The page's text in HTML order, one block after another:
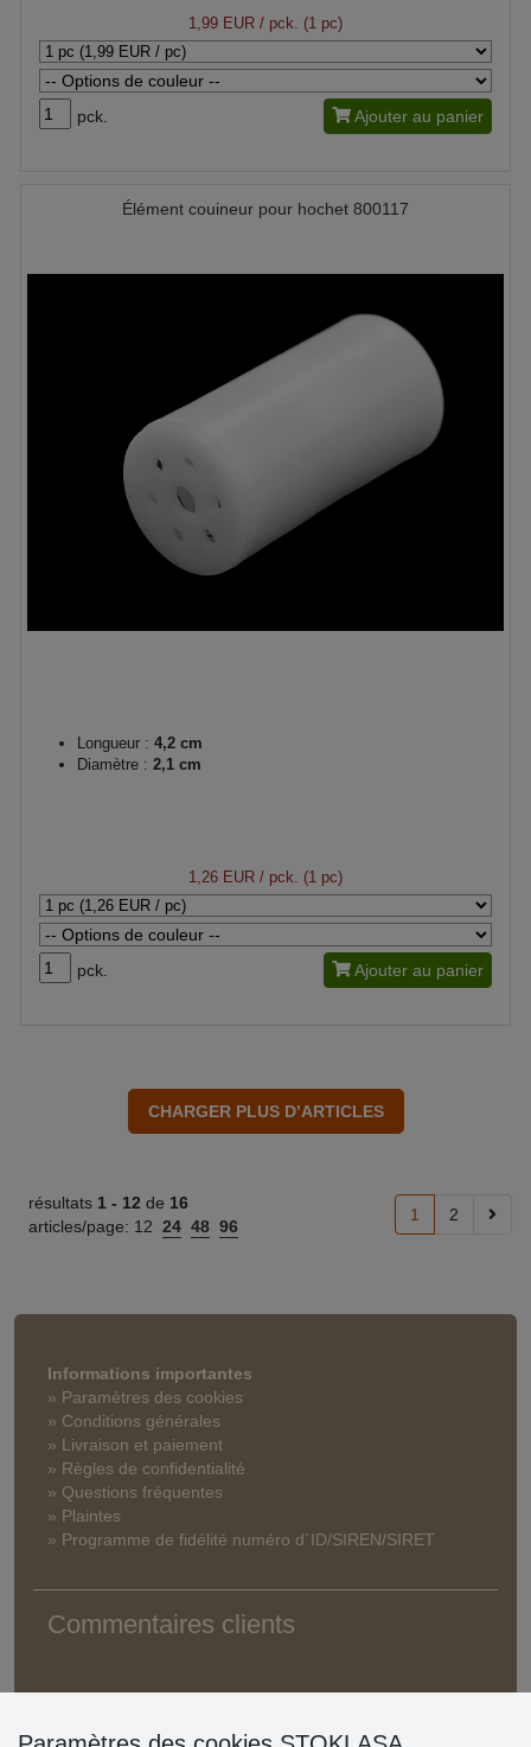
1,99 EUR / pck. (1 pc)
pck. Ajouter au panier
Élément couineur pour hochet 800117
Longueur : 4,2 cm
Diamètre : 2,1 cm
1,26 EUR / pck. (1 pc)
pck. Ajouter au panier
résultats 1 - 12 de 16
articles/page: 12 24 48 96
1 2
Informations importantes
» Paramètres des cookies
» Conditions générales
» Livraison et paiement
» Règles de confidentialité
» Questions fréquentes
» Plaintes
» Programme de fidélité numéro d´ID/SIREN/SIRET
Commentaires clients